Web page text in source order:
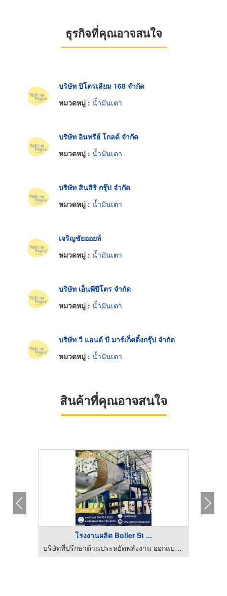
ธุรกิจที่คุณอาจสนใจ
บริษัท ปิโตรเลียม 168 จำกัด
หมวดหมู่ : น้ำมันเตา
บริษัท อินทรีย์ โกลด์ จำกัด
หมวดหมู่ : น้ำมันเตา
บริษัท สินสิริ กรุ๊ป จำกัด
หมวดหมู่ : น้ำมันเตา
เจริญชัยออยล์
หมวดหมู่ : น้ำมันเตา
บริษัท เอ็นพีปีโตร จำกัด
หมวดหมู่ : น้ำมันเตา
บริษัท วี แอนด์ บี มาร์เก็ตติ้งกรุ๊ป จำกัด
หมวดหมู่ : น้ำมันเตา
สินค้าที่คุณอาจสนใจ
โรงงานผลิต Boiler St ...
บริษัทที่ปรึกษาด้านประหยัดพลังงาน ออกแบบ ผลิต ติดตั้ง Boilers